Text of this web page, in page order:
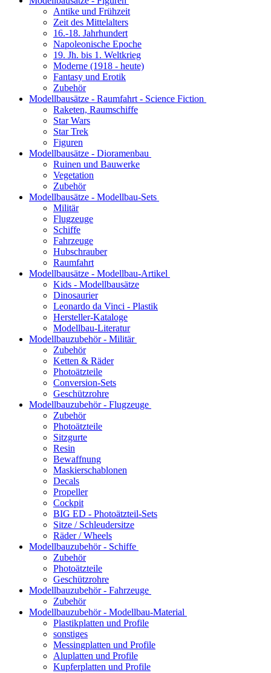
Antike und Frühzeit
Zeit des Mittelalters
16.-18. Jahrhundert
Napoleonische Epoche
19. Jh. bis 1. Weltkrieg
Moderne (1918 - heute)
Fantasy und Erotik
Zubehör
Modellbausätze - Raumfahrt - Science Fiction
Raketen, Raumschiffe
Star Wars
Star Trek
Figuren
Modellbausätze - Dioramenbau
Ruinen und Bauwerke
Vegetation
Zubehör
Modellbausätze - Modellbau-Sets
Militär
Flugzeuge
Schiffe
Fahrzeuge
Hubschrauber
Raumfahrt
Modellbausätze - Modellbau-Artikel
Kids - Modellbausätze
Dinosaurier
Leonardo da Vinci - Plastik
Hersteller-Kataloge
Modellbau-Literatur
Modellbauzubehör - Militär
Zubehör
Ketten & Räder
Photoätzteile
Conversion-Sets
Geschützrohre
Modellbauzubehör - Flugzeuge
Zubehör
Photoätzteile
Sitzgurte
Resin
Bewaffnung
Maskierschablonen
Decals
Propeller
Cockpit
BIG ED - Photoätzteil-Sets
Sitze / Schleudersitze
Räder / Wheels
Modellbauzubehör - Schiffe
Zubehör
Photoätzteile
Geschützrohre
Modellbauzubehör - Fahrzeuge
Zubehör
Modellbauzubehör - Modellbau-Material
Plastikplatten und Profile
sonstiges
Messingplatten und Profile
Aluplatten und Profile
Kupferplatten und Profile